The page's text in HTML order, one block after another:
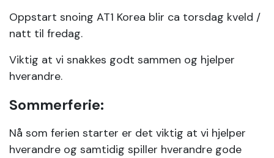
Oppstart snoing AT1 Korea blir ca torsdag kveld /
natt til fredag.
Viktig at vi snakkes godt sammen og hjelper
hverandre.
Sommerferie:
Nå som ferien starter er det viktig at vi hjelper
hverandre og samtidig spiller hverandre gode